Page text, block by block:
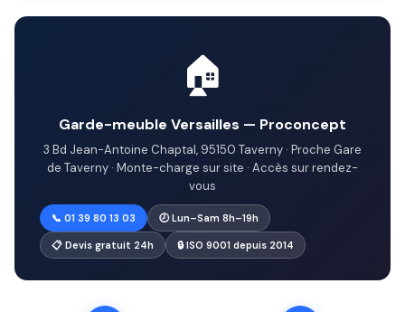
🏠
Garde-meuble Versailles — Proconcept
3 Bd Jean-Antoine Chaptal, 95150 Taverny · Proche Gare
de Taverny · Monte-charge sur site · Accès sur rendez-
vous
📞 01 39 80 13 03 🕗 Lun–Sam 8h–19h
📋 Devis gratuit 24h 🔒 ISO 9001 depuis 2014